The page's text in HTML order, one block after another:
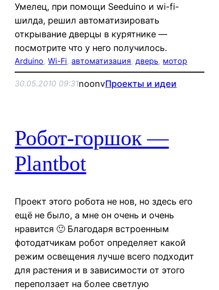
Умелец, при помощи Seeduino и wi-fi-
шилда, решил автоматизировать
открывание дверцы в курятнике —
посмотрите что у него получилось.
Arduino, Wi-Fi, автоматизация, дверь, мотор
30.05.2010 09:31noonvПроекты и идеи
Робот-горшок —
Plantbot
Проект этого робота не нов, но здесь его
ещё не было, а мне он очень и очень
нравится 🙂 Благодаря встроенным
фотодатчикам робот определяет какой
режим освещения лучше всего подходит
для растения и в зависимости от этого
переползает на более светлую